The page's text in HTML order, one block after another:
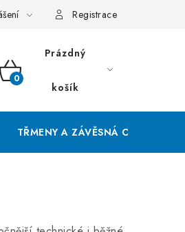
Registrace
NÁKUPNÍ
Prázdný
košík
TŘMENY A ZÁVĚSNÁ OKA